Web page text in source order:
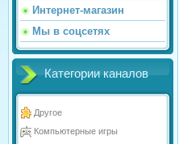
Интернет-магазин
Мы в соцсетях
Категории каналов
Другое
Компьютерные игры